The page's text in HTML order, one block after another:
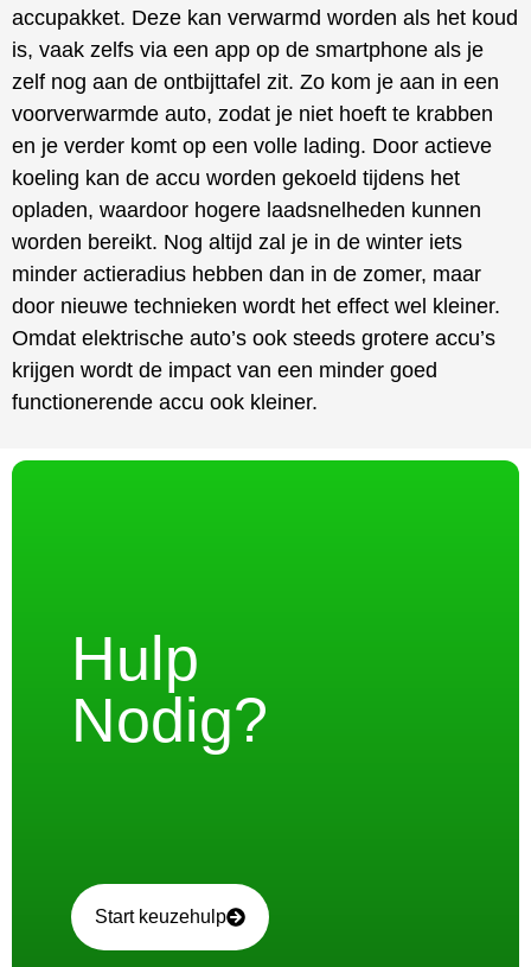
accupakket. Deze kan verwarmd worden als het koud
is, vaak zelfs via een app op de smartphone als je
zelf nog aan de ontbijttafel zit. Zo kom je aan in een
voorverwarmde auto, zodat je niet hoeft te krabben
en je verder komt op een volle lading. Door actieve
koeling kan de accu worden gekoeld tijdens het
opladen, waardoor hogere laadsnelheden kunnen
worden bereikt. Nog altijd zal je in de winter iets
minder actieradius hebben dan in de zomer, maar
door nieuwe technieken wordt het effect wel kleiner.
Omdat elektrische auto’s ook steeds grotere accu’s
krijgen wordt de impact van een minder goed
functionerende accu ook kleiner.
Hulp
Nodig?
Start keuzehulp